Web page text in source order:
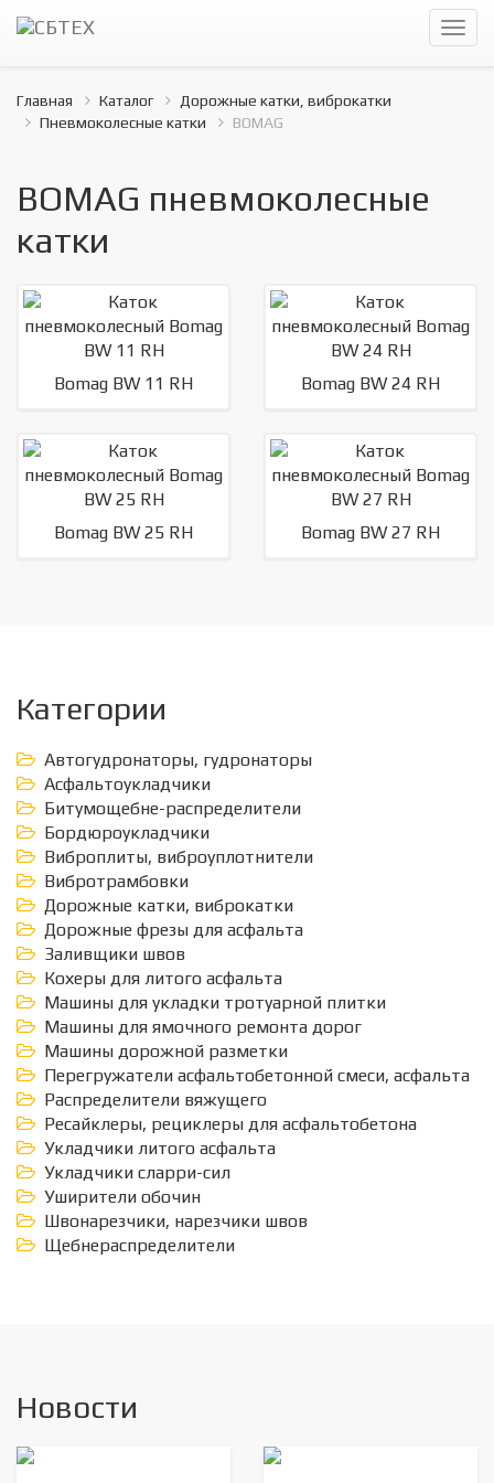
Главная Каталог
Дорожные катки, виброкатки
Пневмоколесные катки
BOMAG
BOMAG пневмоколесные
катки
Bomag BW 11 RH Bomag BW 24 RH
Bomag BW 25 RH Bomag BW 27 RH
Категории
Автогудронаторы, гудронаторы
Асфальтоукладчики
Битумощебне-распределители
Бордюроукладчики
Виброплиты, виброуплотнители
Вибротрамбовки
Дорожные катки, виброкатки
Дорожные фрезы для асфальта
Заливщики швов
Кохеры для литого асфальта
Машины для укладки тротуарной плитки
Машины для ямочного ремонта дорог
Машины дорожной разметки
Перегружатели асфальтобетонной смеси, асфальта
Распределители вяжущего
Ресайклеры, рециклеры для асфальтобетона
Укладчики литого асфальта
Укладчики сларри-сил
Уширители обочин
Швонарезчики, нарезчики швов
Щебнераспределители
Новости